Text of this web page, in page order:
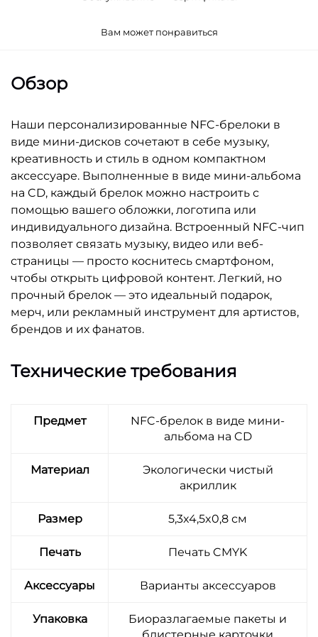
Вам может понравиться
Обзор
Наши персонализированные NFC-брелоки в
виде мини-дисков сочетают в себе музыку,
креативность и стиль в одном компактном
аксессуаре. Выполненные в виде мини-альбома
на CD, каждый брелок можно настроить с
помощью вашего обложки, логотипа или
индивидуального дизайна. Встроенный NFC-чип
позволяет связать музыку, видео или веб-
страницы — просто коснитесь смартфоном,
чтобы открыть цифровой контент. Легкий, но
прочный брелок — это идеальный подарок,
мерч, или рекламный инструмент для артистов,
брендов и их фанатов.
Технические требования
Предмет
NFC-брелок в виде мини-
альбома на CD
Материал
Экологически чистый
акриллик
Размер 5,3x4,5x0,8 см
Печать Печать CMYK
Аксессуары Варианты аксессуаров
Упаковка
Биоразлагаемые пакеты и